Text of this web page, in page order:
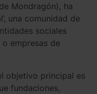
Mondragón), ha
una comunidad de
sociales
empresas de
objetivo principal es
fundaciones,